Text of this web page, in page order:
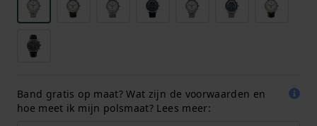
Band gratis op maat? Wat zijn de voorwaarden en
hoe meet ik mijn polsmaat? Lees meer: